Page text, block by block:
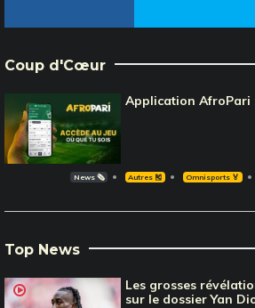
Coup d'Cœur
Application AfroPari
News 🗞️ Autres 🎽 Omnisports 🏅
Top News
Les grosses
sur le dossier Yan